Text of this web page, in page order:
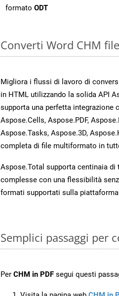
formato ODT
Converti Word CHM
Migliora i flussi di lavoro di
in HTML utilizzando la solida API
supporta una perfetta integrazione
Aspose.Cells, Aspose.PDF,
Aspose.Tasks, Aspose.3D,
completa di file multiformato in
Aspose.Total supporta centinaia
complesse con una flessibilità
formati supportati sulla piattaforma
Semplici passaggi per
Per CHM in PDF segui questi